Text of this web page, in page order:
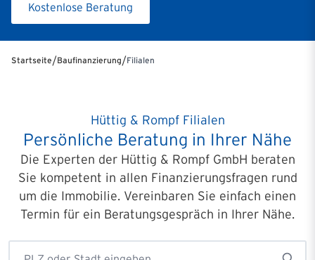
Kostenlose Beratung
Startseite/Baufinanzierung/Filialen
Hüttig & Rompf Filialen
Persönliche Beratung in Ihrer Nähe
Die Experten der Hüttig & Rompf GmbH beraten
Sie kompetent in allen Finanzierungsfragen rund
um die Immobilie. Vereinbaren Sie einfach einen
Termin für ein Beratungsgespräch in Ihrer Nähe.